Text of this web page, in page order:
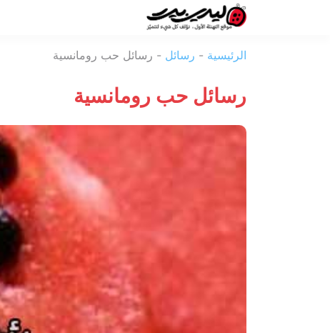
بيرد
الرئيسية - رسائل - رسائل حب رومانسية
رسائل حب رومانسية